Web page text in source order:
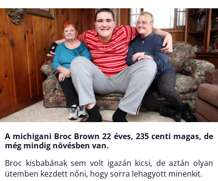
A michigani Broc Brown 22 éves, 235 centi magas, de
még mindig növésben van.
Broc kisbabának sem volt igazán kicsi, de aztán olyan
ütemben kezdett nőni, hogy sorra lehagyott minenkit.